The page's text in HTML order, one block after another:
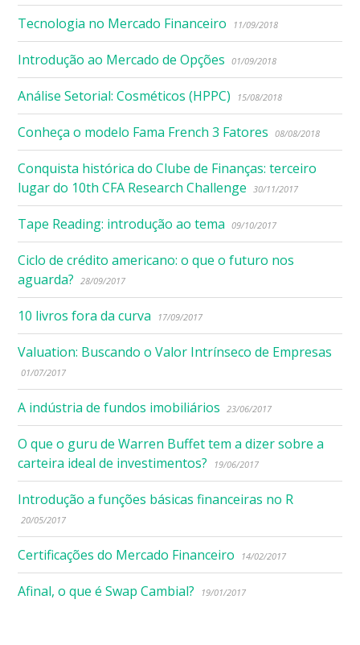
Tecnologia no Mercado Financeiro 11/09/2018
Introdução ao Mercado de Opções 01/09/2018
Análise Setorial: Cosméticos (HPPC) 15/08/2018
Conheça o modelo Fama French 3 Fatores 08/08/2018
Conquista histórica do Clube de Finanças: terceiro
lugar do 10th CFA Research Challenge
30/11/2017
Tape Reading: introdução ao tema 09/10/2017
Ciclo de crédito americano: o que o futuro nos
aguarda?
28/09/2017
10 livros fora da curva 17/09/2017
Valuation: Buscando o Valor Intrínseco de Empresas
01/07/2017
A indústria de fundos imobiliários 23/06/2017
O que o guru de Warren Buffet tem a dizer sobre a
carteira ideal de investimentos?
19/06/2017
Introdução a funções básicas financeiras no R
20/05/2017
Certificações do Mercado Financeiro 14/02/2017
Afinal, o que é Swap Cambial? 19/01/2017